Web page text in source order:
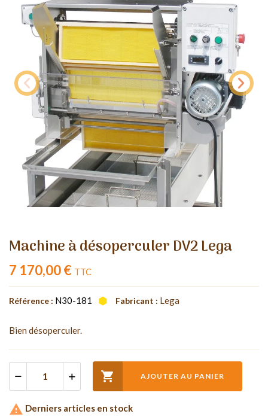
Machine à désoperculer DV2 Lega
7 170,00 € TTC
Référence : N30-181 Fabricant : Lega
Bien désoperculer.
 AJOUTER AU PANIER
 Derniers articles en stock